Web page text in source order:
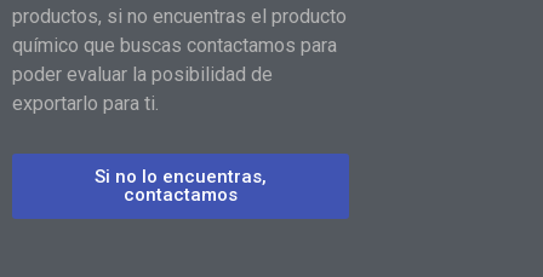
productos, si no encuentras el producto
químico que buscas contactamos para
poder evaluar la posibilidad de
exportarlo para ti.
Si no lo encuentras,
contactamos